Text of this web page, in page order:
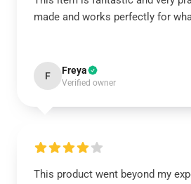
made and works perfectly for
F Freya
Verified owner
This product went beyond my